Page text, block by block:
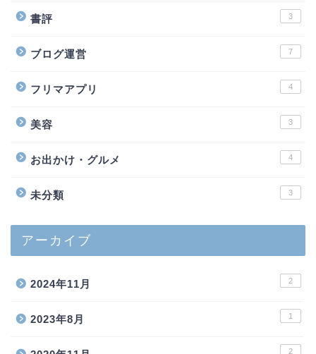
書評 3
ブログ運営 7
フリマアプリ 4
美容 3
お出かけ・グルメ 4
未分類 3
アーカイブ
2024年11月 2
2023年8月 1
2